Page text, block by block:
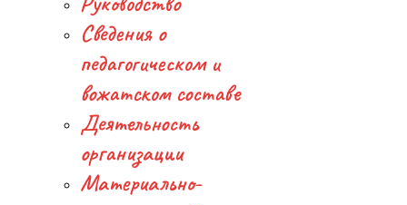
Сведения о
педагогическом и
вожатском составе
Деятельность
организации
Материально-